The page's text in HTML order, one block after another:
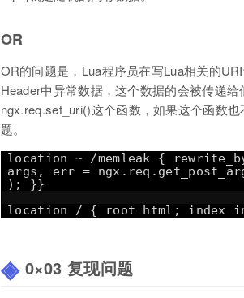
OR
OR的问题是，Lua程序员在写Lua相关的
Header中异常数据，这个数据的会被传递
ngx.req.set_uri()这个函数，如果这个函数
题。
location ~ /memleak {
args, err =
); }}
location / { root html; index
0×03 复现问题